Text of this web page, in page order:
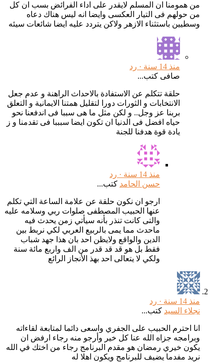
من همومنا ان المسلم لايقدر على اداء الفرائض بسب ان كل
من حولهم فى التيار العكسى وايضا انه ليس هناك دعاه
وسطيين باستثناء الازهر ولاكن يتردد عليه ايضا شائعات سيئه
رد
صافى كتب...
حلقة تتكلم عن الاستفادة بالاحداث الراهنة و عدم جعل
الانتخابات و الثورات دورا لتقليل همتنا الايمانية و التعلق
بربنا عز وجل.. و لكن مثل ما هى سببا فى اندفعنا نحو
حياه افضل فى الدنيا ان تكون ايضا سبببا فى تقدمنا و ز
يادة قوة هدفنا للجنة
رد
حسن الحامد كتب...
ارجو ان نكون حلقة عن علامة الساعة التي تكلم
عنها الحبيب المصطفى صلوات ربي وسلامه عليه
والتى كانت تنذر بأنه سيأتي زمن يحدث فيه
ماحدث مما يمى بالربيع العربي لكي نربط بين
الدين والواقع ولايظن احد بان هذا جهد شباب
فقط بل هو قد قد قدر من الف واربع مائة سنة
ولكي لا يتعالى احد بهذ الأنجاز الرائع
رد
نجلاء السيد كتب...
انا احترم الحبيب على الجفري واسعى دائما لمتابعة لقاءاته
وبرامجه جزاه الله عنا كل خير وأرجو منه رجاء ارفض ان
يكون خيري رمضان هو مقدم البرنامج رجاء من اختك في الله
نريد مفدما يضيف للبرنامج ويكون اهلا له